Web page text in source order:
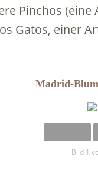
Pinchos (eine
Gatos, einer
Madrid-
Bild 1